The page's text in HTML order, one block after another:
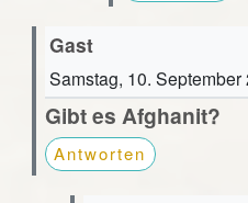
Gast
Samstag, 10. September
Gibt es Afghanit?
Antworten